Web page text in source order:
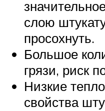
слою
просохнуть.
Большое
грязи, риск
Низкие
свойства